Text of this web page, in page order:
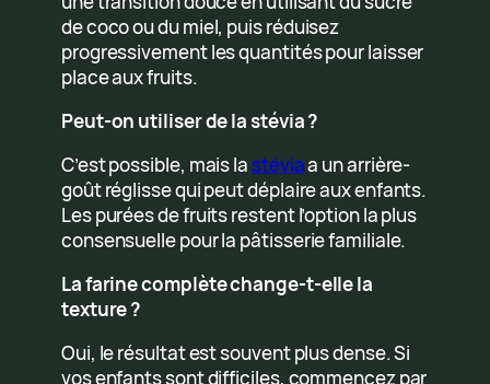
de coco ou du miel, puis réduisez
progressivement les quantités pour laisser
place aux fruits.
Peut-on utiliser de la stévia ?
C’est possible, mais lastéviaa un arrière-
goût réglisse qui peut déplaire aux enfants.
Les purées de fruits restent l’option la plus
consensuelle pour la pâtisserie familiale.
La farine complète change-t-elle la
texture ?
Oui, le résultat est souvent plus dense. Si
vos enfants sont difficiles, commencez par